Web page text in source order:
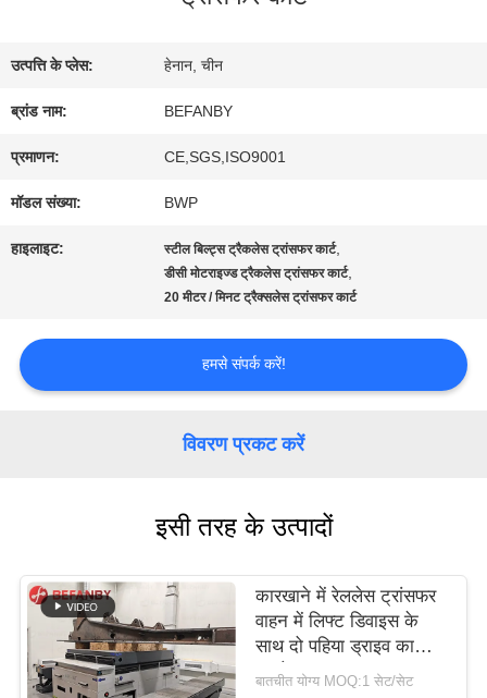
गुणवत्ता
नियंत्रण
संपर्क
समाचार
अनुरोध
करें
उत्पत्ति के प्लेस: हेनान, चीन
ब्रांड नाम: BEFANBY
प्रमाणन: CE,SGS,ISO9001
मॉडल संख्या: BWP
हाइलाइट: स्टील बिल्ट्स ट्रैकलेस ट्रांसफर कार्ट,
डीसी मोटराइज्ड ट्रैकलेस ट्रांसफर कार्ट,
20 मीटर / मिनट ट्रैक्सलेस ट्रांसफर कार्ट
हमसे संपर्क करें!
विवरण प्रकट करें
इसी तरह के उत्पादों
कारखाने में रेललेस ट्रांसफर
वाहन में लिफ्ट डिवाइस के
साथ दो पहिया ड्राइव का
उपयोग
बातचीत योग्य MOQ:1 सेट/सेट